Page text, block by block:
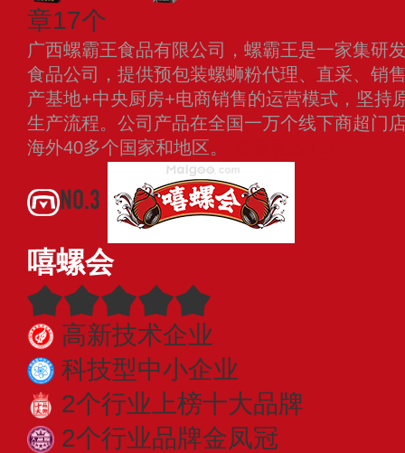
章17个
广西螺霸王食品有限公司，螺霸王是一家集研
食品公司，提供预包装螺蛳粉代理、直采、销
产基地+中央厨房+电商销售的运营模式，坚持
生产流程。公司产品在全国一万个线下商超门
海外40多个国家和地区。
NO.3
嘻螺会
高新技术企业
科技型中小企业
2个行业上榜十大品牌
2个行业品牌金凤冠